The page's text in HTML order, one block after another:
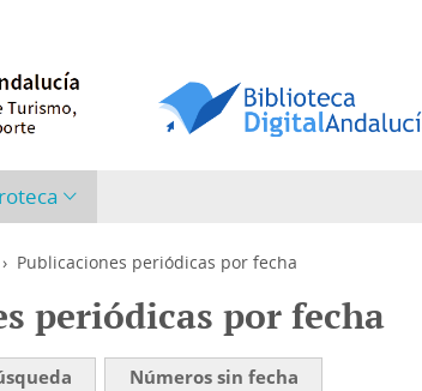
› Publicaciones periódicas por fecha
periódicas por fecha
Números sin fecha